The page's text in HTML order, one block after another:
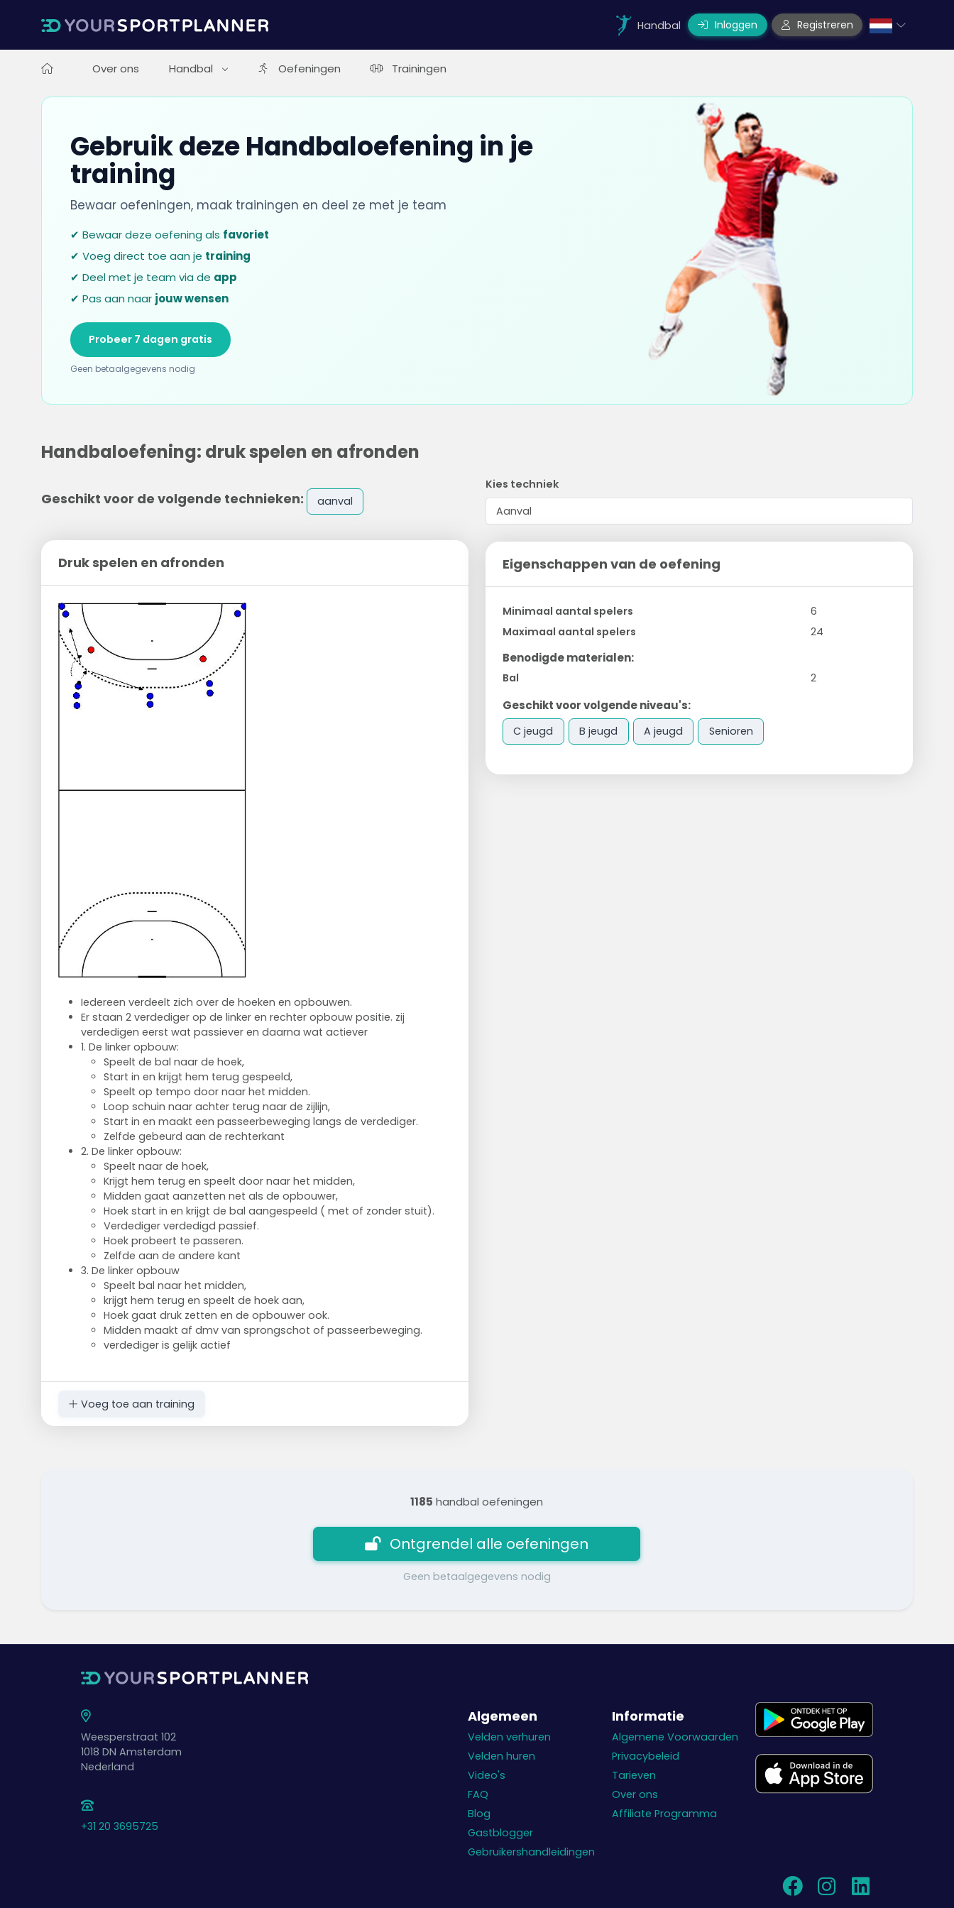
Handbal Inloggen Registreren
Over ons Handbal Oefeningen Trainingen
Gebruik deze Handbaloefening in je
training
Bewaar oefeningen, maak trainingen en deel ze met je team
✔ Bewaar deze oefening als favoriet
✔ Voeg direct toe aan je training
✔ Deel met je team via de app
✔ Pas aan naar jouw wensen
Probeer 7 dagen gratis
Geen betaalgegevens nodig
Handbaloefening: druk spelen en afronden
Geschikt voor de volgende technieken: aanval
Druk spelen en afronden
Iedereen verdeelt zich over de hoeken en opbouwen.
Er staan 2 verdediger op de linker en rechter opbouw positie. zij
verdedigen eerst wat passiever en daarna wat actiever
1. De linker opbouw:
Speelt de bal naar de hoek,
Start in en krijgt hem terug gespeeld,
Speelt op tempo door naar het midden.
Loop schuin naar achter terug naar de zijlijn,
Start in en maakt een passeerbeweging langs de verdediger.
Zelfde gebeurd aan de rechterkant
2. De linker opbouw:
Speelt naar de hoek,
Krijgt hem terug en speelt door naar het midden,
Midden gaat aanzetten net als de opbouwer,
Hoek start in en krijgt de bal aangespeeld ( met of zonder stuit).
Verdediger verdedigd passief.
Hoek probeert te passeren.
Zelfde aan de andere kant
3. De linker opbouw
Speelt bal naar het midden,
krijgt hem terug en speelt de hoek aan,
Hoek gaat druk zetten en de opbouwer ook.
Midden maakt af dmv van sprongschot of passeerbeweging.
verdediger is gelijk actief
Voeg toe aan training
Kies techniek
Eigenschappen van de oefening
Minimaal aantal spelers
6
Maximaal aantal spelers
24
Benodigde materialen:
Bal 2
Geschikt voor volgende niveau's:
C jeugd B jeugd A jeugd Senioren
1185 handbal oefeningen
Ontgrendel alle oefeningen
Geen betaalgegevens nodig
Weesperstraat 102
1018 DN Amsterdam
Nederland
+31 20 3695725
Algemeen
Velden verhuren
Velden huren
Video's
FAQ
Blog
Gastblogger
Gebruikershandleidingen
Informatie
Algemene Voorwaarden
Privacybeleid
Tarieven
Over ons
Affiliate Programma